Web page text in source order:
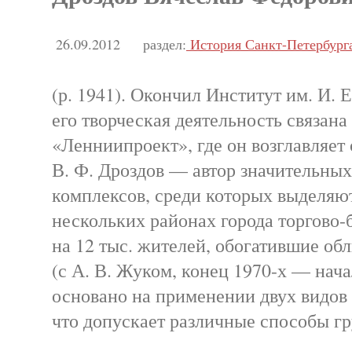
26.09.2012 раздел: История Санкт-
(р. 1941). Окончил Институт им. И.
его творческая деятельность
«Ленниипроект», где он
В. Ф. Дроздов — автор
комплексов, среди которых
нескольких районах города
на 12 тыс. жителей, обогатившие
(с А. В. Жуком, конец 1970-х —
основано на применении двух
что допускает различные способы